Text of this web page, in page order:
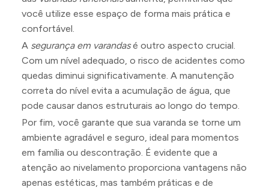
você utilize esse espaço de forma mais prática e
confortável.
A segurança em varandasé outro aspecto crucial.
Com um nível adequado, o risco de acidentes como
quedas diminui significativamente. A manutenção
correta do nível evita a acumulação de água, que
pode causar danos estruturais ao longo do tempo.
Por fim, você garante que sua varanda se torne um
ambiente agradável e seguro, ideal para momentos
em família ou descontração. É evidente que a
atenção ao nivelamento proporciona vantagens não
apenas estéticas, mas também práticas e de